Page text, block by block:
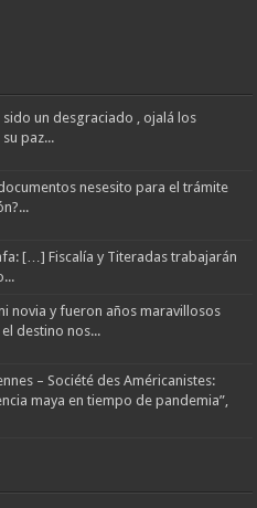
sido un desgraciado , ojalá los
paz...
nesesito para el trámite
[…] Fiscalía y Titeradas trabajarán
novia y fueron años maravillosos
destino nos...
– Société des Américanistes:
maya en tiempo de pandemia”,